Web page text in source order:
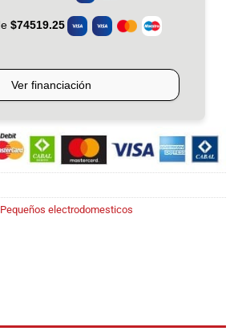
Pequeños electrodomesticos